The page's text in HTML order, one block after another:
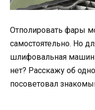
Отполировать фары
самостоятельно. Но
шлифовальная
нет? Расскажу об
посоветовал